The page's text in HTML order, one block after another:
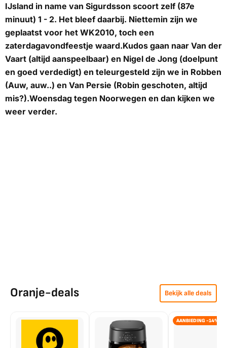
IJsland in name van Sigurdsson scoort zelf (87e
minuut) 1 - 2. Het bleef daarbij. Niettemin zijn we
geplaatst voor het WK2010, toch een
zaterdagavondfeestje waard.Kudos gaan naar Van der
Vaart (altijd aanspeelbaar) en Nigel de Jong (doelpunt
en goed verdedigt) en teleurgesteld zijn we in Robben
(Auw, auw..) en Van Persie (Robin geschoten, altijd
mis?).Woensdag tegen Noorwegen en dan kijken we
weer verder.
Oranje-deals Bekijk alle deals
AANBIEDING -14%